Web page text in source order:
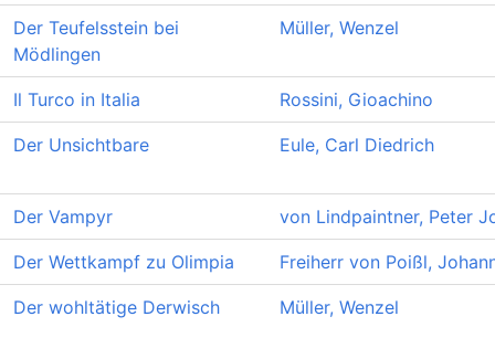
Der Teufelsstein bei
Mödlingen
Müller, Wenzel
Il Turco in Italia Rossini, Gioachino
Der Unsichtbare Eule, Carl Diedrich
Der Vampyr von Lindpaintner, Peter
Der Wettkampf zu Olimpia Freiherr von Poißl,
Der wohltätige Derwisch Müller, Wenzel